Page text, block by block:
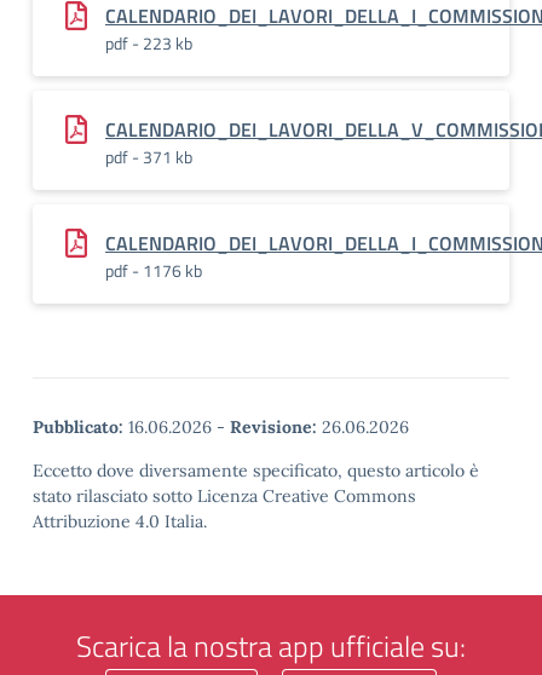
pdf - 223 kb
pdf - 371 kb
pdf - 1176 kb
Pubblicato: 16.06.2026 - Revisione: 26.06.2026
Eccetto dove diversamente specificato, questo articolo è
stato rilasciato sotto Licenza Creative Commons
Attribuzione 4.0 Italia.
Scarica la nostra app ufficiale su: